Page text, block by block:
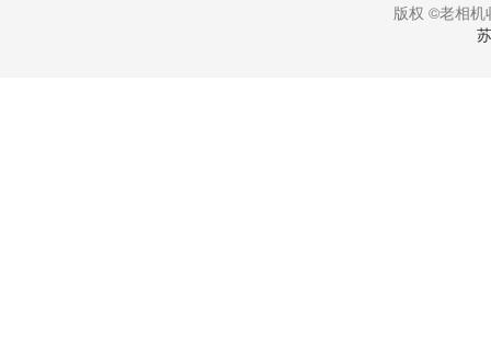
版权 ©老相